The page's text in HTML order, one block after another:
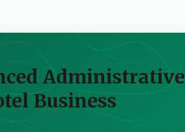
Administrative
Business